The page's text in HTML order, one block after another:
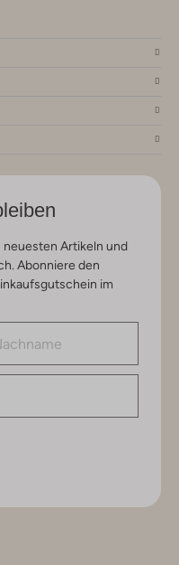
neuesten Artikeln und
Abonniere den
im